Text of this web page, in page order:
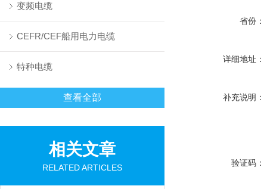
变频电缆
CEFR/CEF船用电力电缆
特种电缆
查看全部
相关文章
RELATED ARTICLES
省份：
详细地址：
补充说明：
验证码：